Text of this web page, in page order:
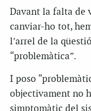
Davant la falta de
canviar-ho tot,
l’arrel de la
“problemàtica”.
I poso
objectivament no
simptomàtic del